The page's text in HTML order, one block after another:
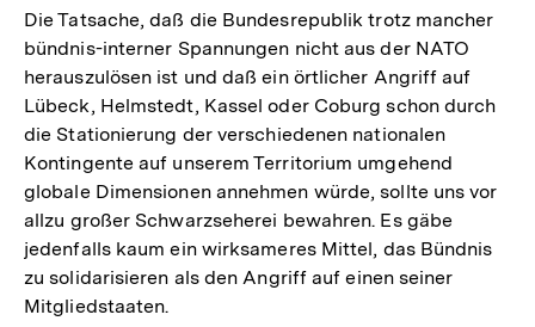
Die Tatsache, daß die Bundesrepublik trotz mancher
bündnis-interner Spannungen nicht aus der NATO
herauszulösen ist und daß ein örtlicher Angriff auf
Lübeck, Helmstedt, Kassel oder Coburg schon durch
die Stationierung der verschiedenen nationalen
Kontingente auf unserem Territorium umgehend
globale Dimensionen annehmen würde, sollte uns vor
allzu großer Schwarzseherei bewahren. Es gäbe
jedenfalls kaum ein wirksameres Mittel, das Bündnis
zu solidarisieren als den Angriff auf einen seiner
Mitgliedstaaten.